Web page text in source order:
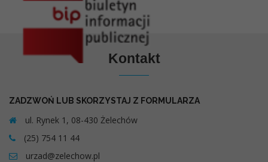
Kontakt
ZADZWOŃ LUB SKORZYSTAJ Z FORMULARZA
ul. Rynek 1, 08-430 Żelechów
(25) 754 11 44
urzad@zelechow.pl